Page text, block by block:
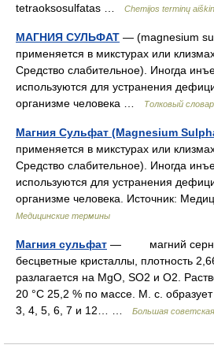
tetraoksosulfatas …
Chemijos terminų
МАГНИЯ СУЛЬФАТ — (magnesium
применяется в микстурах или
Средство слабительное). Иногда
используются для устранения
организме человека …
Толковый
Магния Сульфат (Magnesium
применяется в микстурах или
Средство слабительное). Иногда
используются для устранения
организме человека. Источник:
Медицинские термины
Магния сульфат — магний
бесцветные кристаллы, плотность
разлагается на MgO, SO2 и O2.
20 °С 25,2 % по массе. М. с. образует
3, 4, 5, 6, 7 и 12… …
Большая